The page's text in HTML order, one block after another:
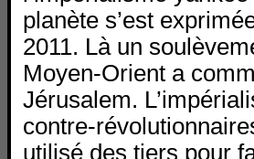
planète s’est
2011. Là un
Moyen-Orient a
Jérusalem.
contre-
utilisé des tiers pour